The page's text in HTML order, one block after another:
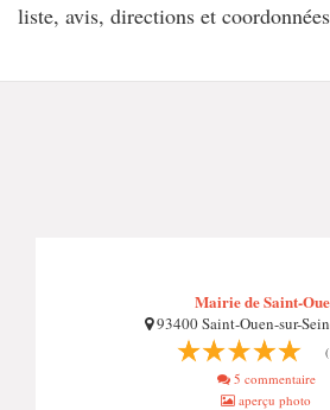
liste, avis, directions et coordonnées
Mairie de Saint-
93400 Saint-Ouen-sur-
5 commentaire
aperçu photo